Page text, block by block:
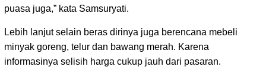
puasa juga,” kata Samsuryati.
Lebih lanjut selain beras dirinya juga berencana mebeli
minyak goreng, telur dan bawang merah. Karena
informasinya selisih harga cukup jauh dari pasaran.